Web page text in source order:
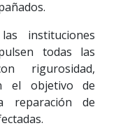
instituciones
todas las
rigurosidad,
el objetivo de
reparación de